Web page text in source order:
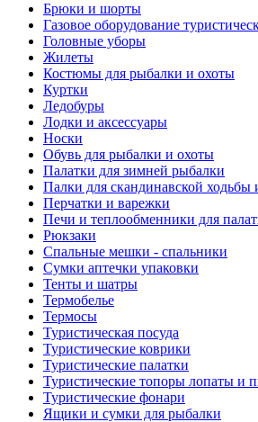
Брюки и шорты
Газовое оборудование
Головные уборы
Жилеты
Костюмы для рыбалки и охоты
Куртки
Ледобуры
Лодки и аксессуары
Носки
Обувь для рыбалки и охоты
Палатки для зимней рыбалки
Палки для скандинавской ходьбы
Перчатки и варежки
Печи и теплообменники для
Рюкзаки
Спальные мешки - спальники
Сумки аптечки упаковки
Тенты и шатры
Термобелье
Термосы
Туристическая посуда
Туристические коврики
Туристические палатки
Туристические топоры лопаты и
Туристические фонари
Ящики и сумки для рыбалки